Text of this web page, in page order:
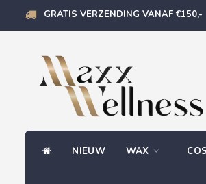
GRATIS VERZENDING VANAF €150,-
NIEUW WAX